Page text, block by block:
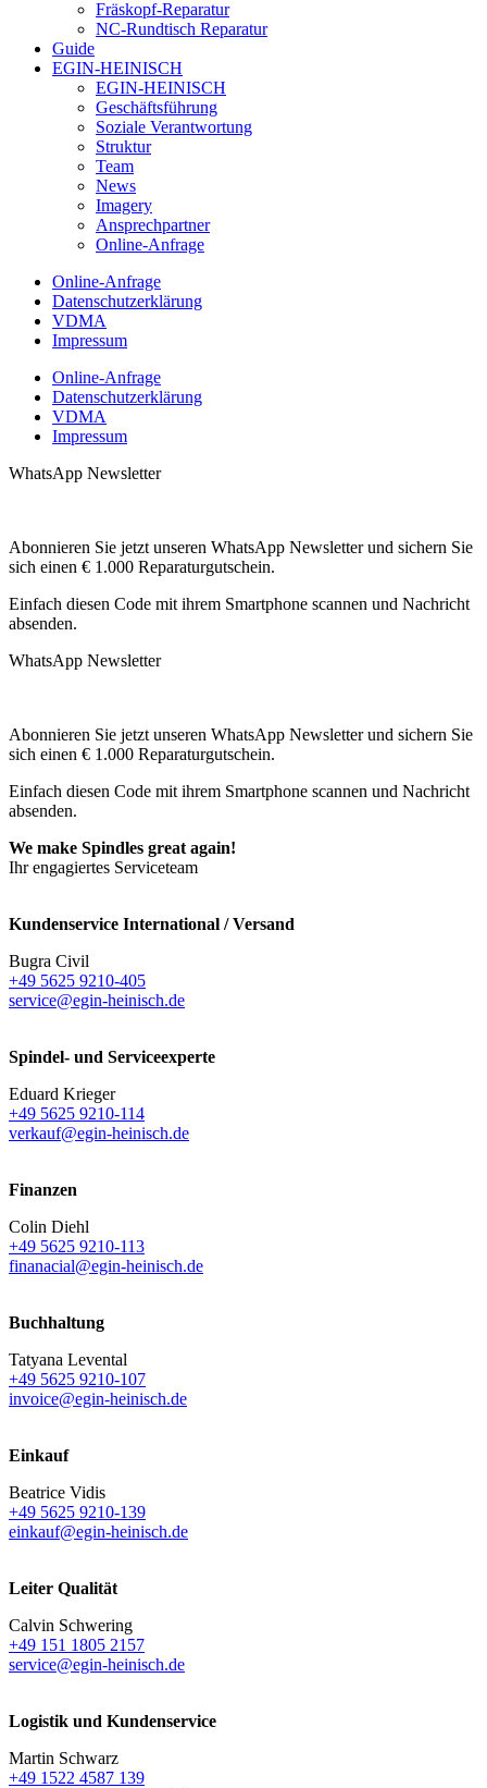
Fräskopf-Reparatur
NC-Rundtisch Reparatur
Guide
EGIN-HEINISCH
EGIN-HEINISCH
Geschäftsführung
Soziale Verantwortung
Struktur
Team
News
Imagery
Ansprechpartner
Online-Anfrage
Online-Anfrage
Datenschutzerklärung
VDMA
Impressum
Online-Anfrage
Datenschutzerklärung
VDMA
Impressum
WhatsApp Newsletter
Abonnieren Sie jetzt unseren WhatsApp Newsletter und sichern Sie
sich einen € 1.000 Reparaturgutschein.
Einfach diesen Code mit ihrem Smartphone scannen und Nachricht
absenden.
WhatsApp Newsletter
Abonnieren Sie jetzt unseren WhatsApp Newsletter und sichern Sie
sich einen € 1.000 Reparaturgutschein.
Einfach diesen Code mit ihrem Smartphone scannen und Nachricht
absenden.
We make Spindles great again!
Ihr engagiertes Serviceteam
Kundenservice International / Versand
Bugra Civil
+49 5625 9210-405
service@egin-heinisch.de
Spindel- und Serviceexperte
Eduard Krieger
+49 5625 9210-114
verkauf@egin-heinisch.de
Finanzen
Colin Diehl
+49 5625 9210-113
finanacial@egin-heinisch.de
Buchhaltung
Tatyana Levental
+49 5625 9210-107
invoice@egin-heinisch.de
Einkauf
Beatrice Vidis
+49 5625 9210-139
einkauf@egin-heinisch.de
Leiter Qualität
Calvin Schwering
+49 151 1805 2157
service@egin-heinisch.de
Logistik und Kundenservice
Martin Schwarz
+49 1522 4587 139